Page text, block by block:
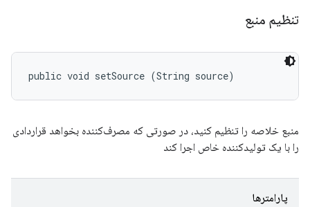
تنظیم منبع
public void setSource (String source)
منبع خلاصه را تنظیم کنید، در صورتی که مصرف‌کننده بخواهد قراردادی
را با یک تولیدکننده خاص اجرا کند
پارامترها